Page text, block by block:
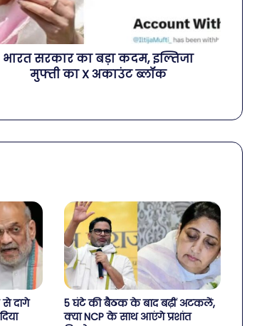
भारत सरकार का बड़ा कदम, इल्तिजा
मुफ्ती का X अकाउंट ब्लॉक
से दागे
5 घंटे की बैठक के बाद बढ़ीं अटकलें,
क्या NCP के साथ आएंगे प्रशांत